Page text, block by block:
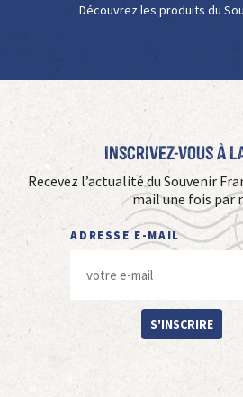
Découvrez les produits du
Inscrivez-vous à
Recevez l’actualité du Souvenir
mail une fois par
ADRESSE E-MAIL
S'INSCRIRE